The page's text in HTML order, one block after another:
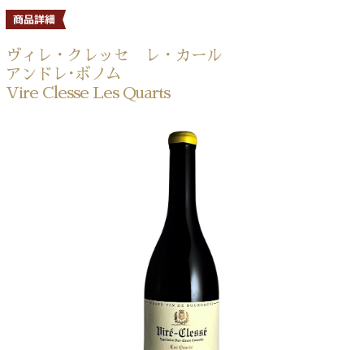
ヴィレ・クレッセ レ・カール
アンドレ･ボノム
Vire Clesse Les Quarts